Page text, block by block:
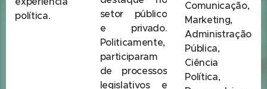
política.
setor público
e privado.
Politicamente,
participaram
de processos
legislativos e
Comunicação,
Marketing,
Administração
Pública,
Ciência
Política,